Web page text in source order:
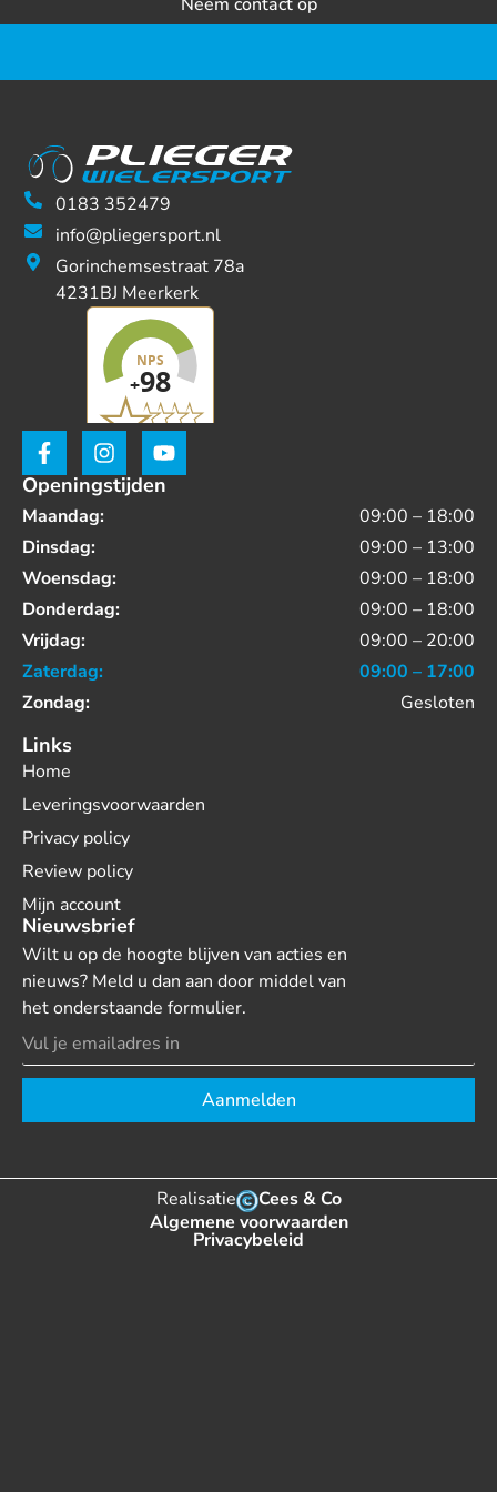
0183 352479
info@pliegersport.nl
Gorinchemsestraat 78a
4231BJ Meerkerk
Openingstijden
Maandag:
09:00 – 18:00
Dinsdag:
09:00 – 13:00
Woensdag:
09:00 – 18:00
Donderdag:
09:00 – 18:00
Vrijdag:
09:00 – 20:00
Zaterdag:
09:00 – 17:00
Zondag:
Gesloten
Links
Home
Leveringsvoorwaarden
Privacy policy
Review policy
Mijn account
Nieuwsbrief
Wilt u op de hoogte blijven van acties en
nieuws? Meld u dan aan door middel van
het onderstaande formulier.
Aanmelden
Realisatie
Cees & Co
Algemene voorwaarden
Privacybeleid